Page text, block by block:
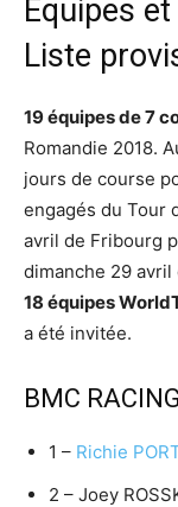
Équipes
Liste
19 équipes de 7
Romandie 2018.
jours de course
engagés du Tour
avril de Fribourg
dimanche 29 avril
18 équipes
a été invitée.
BMC
1 – Richie
2 – Joey